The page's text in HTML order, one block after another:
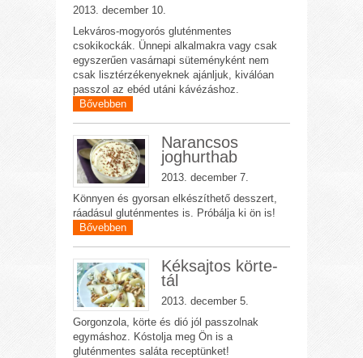
2013. december 10.
Lekváros-mogyorós gluténmentes
csokikockák. Ünnepi alkalmakra vagy csak
egyszerűen vasárnapi süteményként nem
csak lisztérzékenyeknek ajánljuk, kiválóan
passzol az ebéd utáni kávézáshoz.
Bővebben
Narancsos
joghurthab
2013. december 7.
Könnyen és gyorsan elkészíthető desszert,
ráadásul gluténmentes is. Próbálja ki ön is!
Bővebben
Kéksajtos körte-
tál
2013. december 5.
Gorgonzola, körte és dió jól passzolnak
egymáshoz. Kóstolja meg Ön is a
gluténmentes saláta receptünket!